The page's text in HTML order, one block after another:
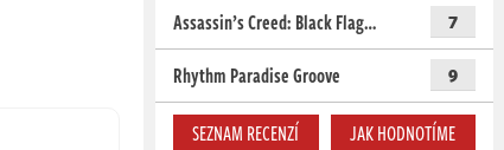
Assassin’s Creed: Black Flag… 7
Rhythm Paradise Groove 9
SEZNAM RECENZÍ JAK HODNOTÍME